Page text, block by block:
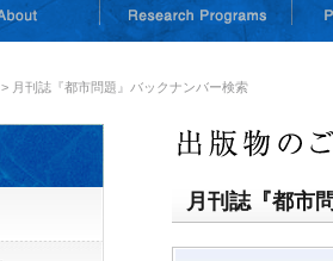
> 月刊誌『都市問題』バックナンバー検索
月刊誌『都市